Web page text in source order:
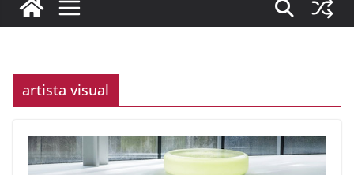
artista visual